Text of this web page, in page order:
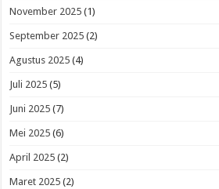
November 2025 (1)
September 2025 (2)
Agustus 2025 (4)
Juli 2025 (5)
Juni 2025 (7)
Mei 2025 (6)
April 2025 (2)
Maret 2025 (2)